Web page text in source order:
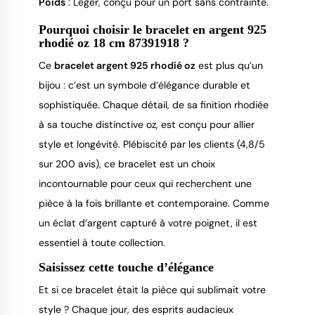
Pourquoi choisir le bracelet en argent 925
rhodié oz 18 cm 87391918 ?
Ce bracelet argent 925 rhodié oz est plus qu’un
bijou : c’est un symbole d’élégance durable et
sophistiquée. Chaque détail, de sa finition rhodiée
à sa touche distinctive oz, est conçu pour allier
style et longévité. Plébiscité par les clients (4,8/5
sur 200 avis), ce bracelet est un choix
incontournable pour ceux qui recherchent une
pièce à la fois brillante et contemporaine. Comme
un éclat d’argent capturé à votre poignet, il est
essentiel à toute collection.
Saisissez cette touche d’élégance
Et si ce bracelet était la pièce qui sublimait votre
style ? Chaque jour, des esprits audacieux